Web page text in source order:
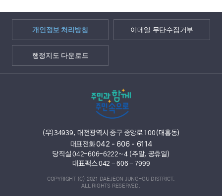
개인정보 처리방침 이메일 무단수집거부
행정지도 다운로드
(우)34939, 대전광역시 중구 중앙로 100(대흥동)
대표전화042 - 606 - 6114
당직실 042-606-6222~4 (주말, 공휴일)
대표팩스 042 - 606 - 7999
COPYRIGHT (C) 2021 DAEJEON JUNG-GU DISTRICT.
ALL RIGHTS RESERVED.